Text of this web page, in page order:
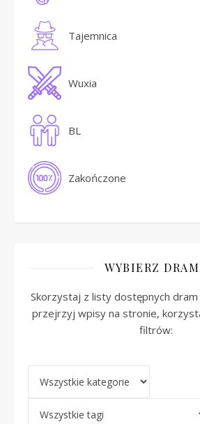
Tajemnica
Wuxia
BL
Zakończone
WYBIERZ
Skorzystaj z listy dostępnych dram
przejrzyj wpisy na stronie,
filtrów: